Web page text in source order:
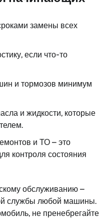
замены всех
если что-то
и тормозов минимум
и жидкости, которые
и ТО – это
контроля состояния
обслуживанию –
службы любой машины.
не пренебрегайте